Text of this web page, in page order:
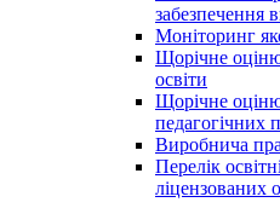
забезпечення
Моніторинг
Щорічне
освіти
Щорічне
педагогічних
Виробнича
Перелік
ліцензoваних